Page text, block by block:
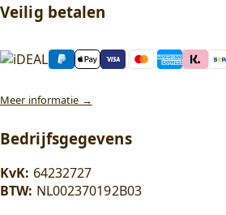
Veilig betalen
Meer informatie →
Bedrijfsgegevens
KvK: 64232727
BTW: NL002370192B03